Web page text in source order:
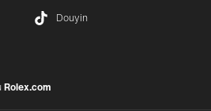
Douyin
Rolex.com